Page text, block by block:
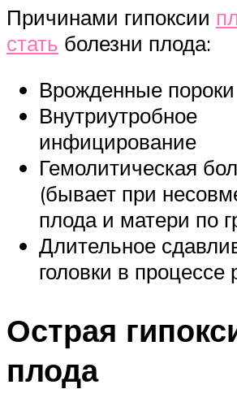
Причинами гипоксии
стать болезни плода:
Врожденные
Внутриутробное
инфицирование
Гемолитическая
(бывает при
плода и матери по
Длительное
головки в процессе
Острая
плода